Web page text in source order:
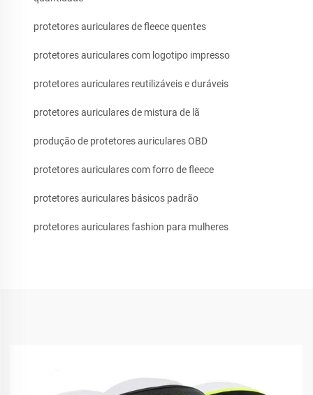
protetores auriculares de fleece quentes
protetores auriculares com logotipo impresso
protetores auriculares reutilizáveis e duráveis
protetores auriculares de mistura de lã
produção de protetores auriculares OBD
protetores auriculares com forro de fleece
protetores auriculares básicos padrão
protetores auriculares fashion para mulheres